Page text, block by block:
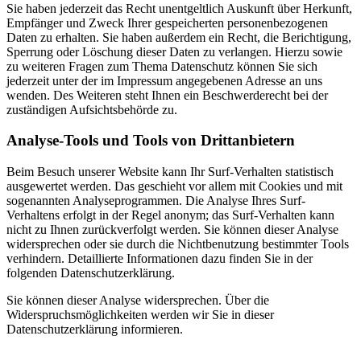
Sie haben jederzeit das Recht unentgeltlich Auskunft über Herkunft,
Empfänger und Zweck Ihrer gespeicherten personenbezogenen
Daten zu erhalten. Sie haben außerdem ein Recht, die Berichtigung,
Sperrung oder Löschung dieser Daten zu verlangen. Hierzu sowie
zu weiteren Fragen zum Thema Datenschutz können Sie sich
jederzeit unter der im Impressum angegebenen Adresse an uns
wenden. Des Weiteren steht Ihnen ein Beschwerderecht bei der
zuständigen Aufsichtsbehörde zu.
Analyse-Tools und Tools von Drittanbietern
Beim Besuch unserer Website kann Ihr Surf-Verhalten statistisch
ausgewertet werden. Das geschieht vor allem mit Cookies und mit
sogenannten Analyseprogrammen. Die Analyse Ihres Surf-
Verhaltens erfolgt in der Regel anonym; das Surf-Verhalten kann
nicht zu Ihnen zurückverfolgt werden. Sie können dieser Analyse
widersprechen oder sie durch die Nichtbenutzung bestimmter Tools
verhindern. Detaillierte Informationen dazu finden Sie in der
folgenden Datenschutzerklärung.
Sie können dieser Analyse widersprechen. Über die
Widerspruchsmöglichkeiten werden wir Sie in dieser
Datenschutzerklärung informieren.